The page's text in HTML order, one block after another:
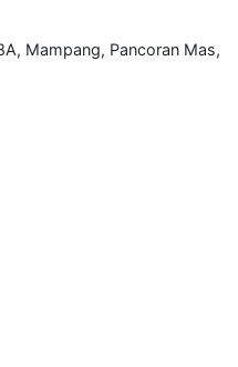
Mampang, Pancoran Mas,